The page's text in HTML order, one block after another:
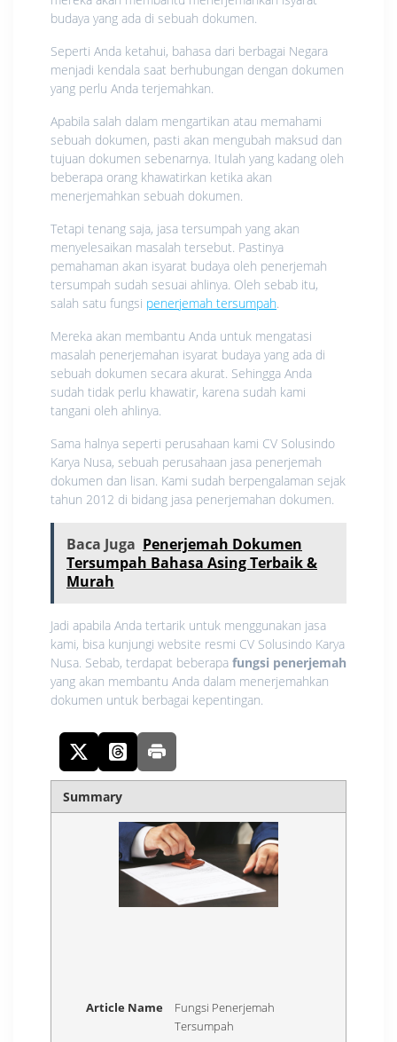
budaya yang ada di sebuah dokumen.
Seperti Anda ketahui, bahasa dari berbagai Negara
menjadi kendala saat berhubungan dengan dokumen
yang perlu Anda terjemahkan.
Apabila salah dalam mengartikan atau memahami
sebuah dokumen, pasti akan mengubah maksud dan
tujuan dokumen sebenarnya. Itulah yang kadang oleh
beberapa orang khawatirkan ketika akan
menerjemahkan sebuah dokumen.
Tetapi tenang saja, jasa tersumpah yang akan
menyelesaikan masalah tersebut. Pastinya
pemahaman akan isyarat budaya oleh penerjemah
tersumpah sudah sesuai ahlinya. Oleh sebab itu,
salah satu fungsi penerjemah tersumpah.
Mereka akan membantu Anda untuk mengatasi
masalah penerjemahan isyarat budaya yang ada di
sebuah dokumen secara akurat. Sehingga Anda
sudah tidak perlu khawatir, karena sudah kami
tangani oleh ahlinya.
Sama halnya seperti perusahaan kami CV Solusindo
Karya Nusa, sebuah perusahaan jasa penerjemah
dokumen dan lisan. Kami sudah berpengalaman sejak
tahun 2012 di bidang jasa penerjemahan dokumen.
Baca Juga Penerjemah Dokumen
Tersumpah Bahasa Asing Terbaik &
Murah
Jadi apabila Anda tertarik untuk menggunakan jasa
kami, bisa kunjungi website resmi CV Solusindo Karya
Nusa. Sebab, terdapat beberapa fungsi penerjemah
yang akan membantu Anda dalam menerjemahkan
dokumen untuk berbagai kepentingan.
Summary
Article Name
Fungsi Penerjemah
Tersumpah